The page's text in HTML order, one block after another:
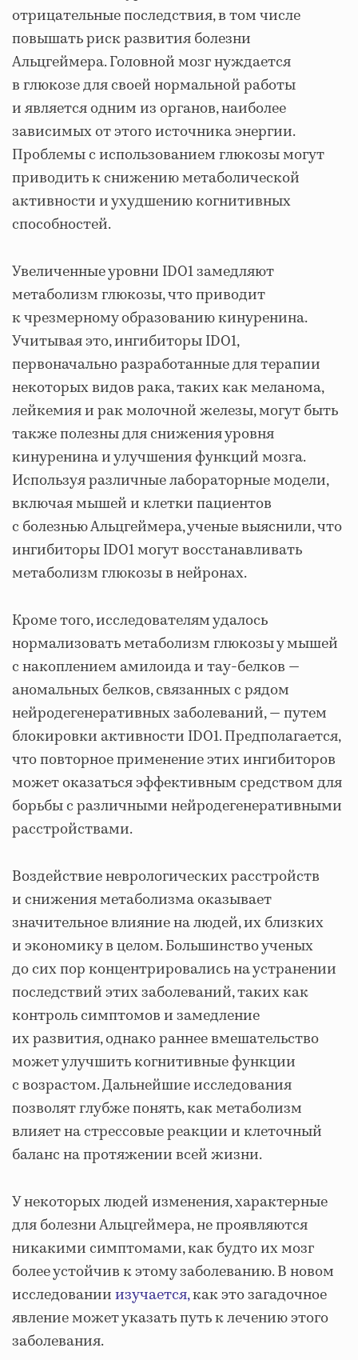
отрицательные последствия, в том числе
повышать риск развития болезни
Альцгеймера. Головной мозг нуждается
в глюкозе для своей нормальной работы
и является одним из органов, наиболее
зависимых от этого источника энергии.
Проблемы с использованием глюкозы могут
приводить к снижению метаболической
активности и ухудшению когнитивных
способностей.
Увеличенные уровни IDO1 замедляют
метаболизм глюкозы, что приводит
к чрезмерному образованию кинуренина.
Учитывая это, ингибиторы IDO1,
первоначально разработанные для терапии
некоторых видов рака, таких как меланома,
лейкемия и рак молочной железы, могут быть
также полезны для снижения уровня
кинуренина и улучшения функций мозга.
Используя различные лабораторные модели,
включая мышей и клетки пациентов
с болезнью Альцгеймера, ученые выяснили, что
ингибиторы IDO1 могут восстанавливать
метаболизм глюкозы в нейронах.
Кроме того, исследователям удалось
нормализовать метаболизм глюкозы у мышей
с накоплением амилоида и тау-белков —
аномальных белков, связанных с рядом
нейродегенеративных заболеваний, — путем
блокировки активности IDO1. Предполагается,
что повторное применение этих ингибиторов
может оказаться эффективным средством для
борьбы с различными нейродегенеративными
расстройствами.
Воздействие неврологических расстройств
и снижения метаболизма оказывает
значительное влияние на людей, их близких
и экономику в целом. Большинство ученых
до сих пор концентрировались на устранении
последствий этих заболеваний, таких как
контроль симптомов и замедление
их развития, однако раннее вмешательство
может улучшить когнитивные функции
с возрастом. Дальнейшие исследования
позволят глубже понять, как метаболизм
влияет на стрессовые реакции и клеточный
баланс на протяжении всей жизни.
У некоторых людей изменения, характерные
для болезни Альцгеймера, не проявляются
никакими симптомами, как будто их мозг
более устойчив к этому заболеванию. В новом
исследованииизучается,как это загадочное
явление может указать путь к лечению этого
заболевания.